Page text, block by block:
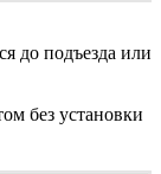
до подъезда или
без установки